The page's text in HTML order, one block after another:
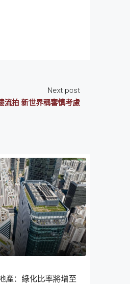
Next post
流拍 新世界稱審慎考慮
產：綠化比率將增至